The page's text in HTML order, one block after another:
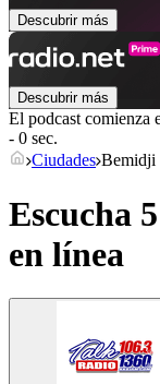
Descubrir más
Descubrir más
El podcast comienza
- 0 sec.
Ciudades Bemidji
Escucha
en línea